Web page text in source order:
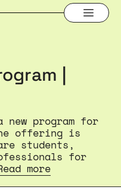
|
new program for
offering is
students,
for
more